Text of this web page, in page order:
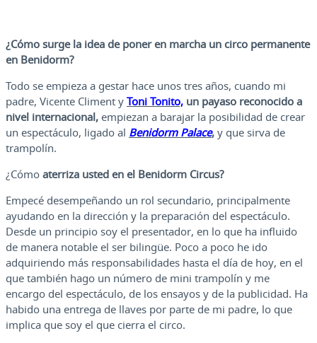
¿Cómo surge la idea de poner en marcha un circo permanente
en Benidorm?
Todo se empieza a gestar hace unos tres años, cuando mi
padre, Vicente Climent y Toni Tonito, un payaso reconocido a
nivel internacional, empiezan a barajar la posibilidad de crear
un espectáculo, ligado al Benidorm Palace, y que sirva de
trampolín.
¿Cómo aterriza usted en el Benidorm Circus?
Empecé desempeñando un rol secundario, principalmente
ayudando en la dirección y la preparación del espectáculo.
Desde un principio soy el presentador, en lo que ha influido
de manera notable el ser bilingüe. Poco a poco he ido
adquiriendo más responsabilidades hasta el día de hoy, en el
que también hago un número de mini trampolín y me
encargo del espectáculo, de los ensayos y de la publicidad. Ha
habido una entrega de llaves por parte de mi padre, lo que
implica que soy el que cierra el circo.